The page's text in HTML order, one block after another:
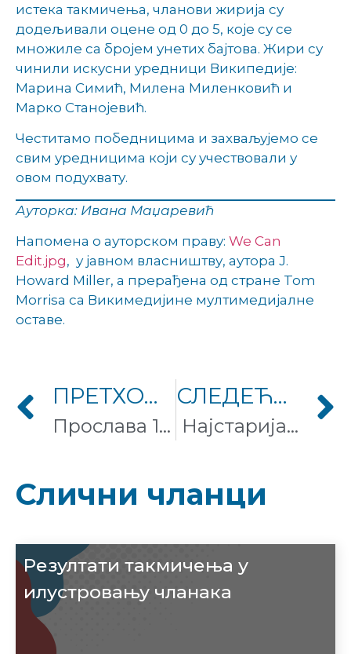
истека такмичења, чланови жирија су
додељивали оцене од 0 до 5, које су се
множиле са бројем унетих бајтова. Жири су
чинили искусни уредници Википедије:
Марина Симић, Милена Миленковић и
Марко Станојевић.
Честитамо победницима и захваљујемо се
свим уредницима који су учествовали у
овом подухвату.
Ауторка: Ивана Маџаревић
Напомена о ауторском праву: We Can
Edit.jpg, у јавном власништву, аутора J.
Howard Miller, а прерађена од стране Tom
Morrisa са Викимедијине мултимедијалне
оставе.
ПРЕТХОДНИ ЧЛАНАК
Прослава 14 година Викимедије Србије
СЛЕДЕЋИ ЧЛАНАК
Најстарија гимназија у Србији учествовала у програму стажирања
Слични чланци
Резултати такмичења у
илустровању чланака